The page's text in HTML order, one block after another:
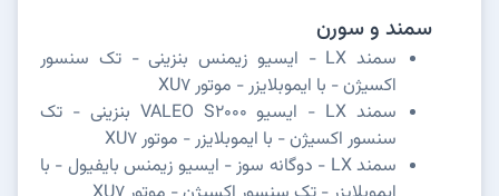
سمند و سورن
سمند LX - ایسیو زیمنس بنزینی - تک سنسور
اکسیژن - با ایموبلایزر - موتور XU7
سمند LX - ایسیو VALEO S2000 بنزینی - تک
سنسور اکسیژن - با ایموبلایزر - موتور XU7
سمند LX - دوگانه سوز - ایسیو زیمنس بایفیول - با